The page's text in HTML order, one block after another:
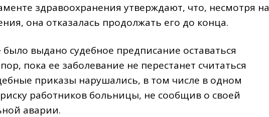
здравоохранения утверждают, что, несмотря на
она отказалась продолжать его до конца.
выдано судебное предписание оставаться
пока ее заболевание не перестанет считаться
приказы нарушались, в том числе в одном
работников больницы, не сообщив о своей
аварии.